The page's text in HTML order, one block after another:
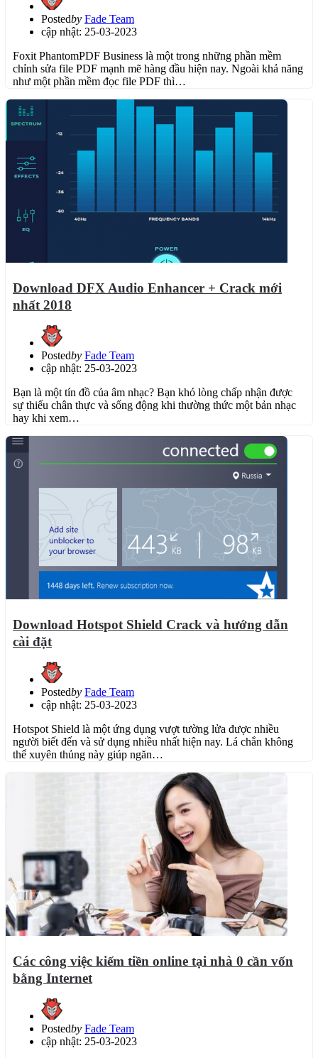
Postedby Fade Team
cập nhật: 25-03-2023
Foxit PhantomPDF Business là một trong những phần mềm
chỉnh sửa file PDF mạnh mẽ hàng đầu hiện nay. Ngoài khả năng
như một phần mềm đọc file PDF thì…
Download DFX Audio Enhancer + Crack mới
nhất 2018
Postedby Fade Team
cập nhật: 25-03-2023
Bạn là một tín đồ của âm nhạc? Bạn khó lòng chấp nhận được
sự thiếu chân thực và sống động khi thường thức một bản nhạc
hay khi xem…
Download Hotspot Shield Crack và hướng dẫn
cài đặt
Postedby Fade Team
cập nhật: 25-03-2023
Hotspot Shield là một ứng dụng vượt tường lửa được nhiều
người biết đến và sử dụng nhiều nhất hiện nay. Lá chắn không
thể xuyên thủng này giúp ngăn…
Các công việc kiếm tiền online tại nhà 0 cần vốn
bằng Internet
Postedby Fade Team
cập nhật: 25-03-2023